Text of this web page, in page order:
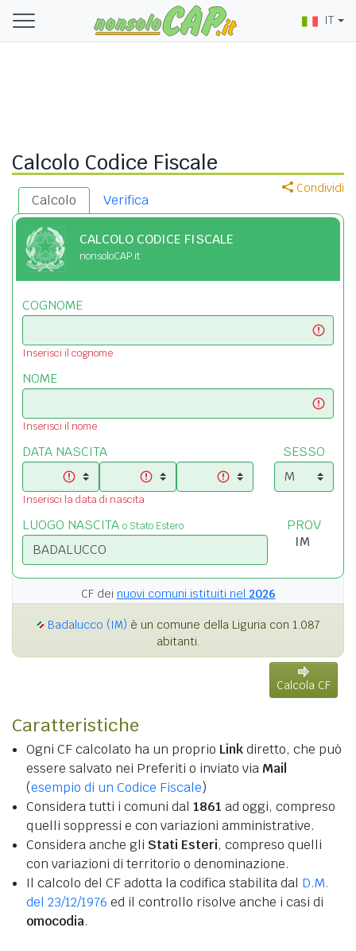
IT
Calcolo Codice Fiscale
Condividi
Calcolo Verifica
CALCOLO CODICE FISCALE
nonsoloCAP.it
COGNOME
Inserisci il cognome
NOME
Inserisci il nome
DATA NASCITA
Inserisci la data di nascita
SESSO
LUOGO NASCITA o Stato Estero PROV
CF dei nuovi comuni istituiti nel 2026
Badalucco (IM) è un comune della Liguria con 1.087
abitanti.
Calcola CF
Caratteristiche
Ogni CF calcolato ha un proprio Linkdiretto, che può
essere salvato nei Preferiti o inviato via Mail
(esempio di un Codice Fiscale)
Considera tutti i comuni dal 1861 ad oggi, compreso
quelli soppressi e con variazioni amministrative.
Considera anche gli Stati Esteri, compreso quelli
con variazioni di territorio o denominazione.
Il calcolo del CF adotta la codifica stabilita dal D.M.
del 23/12/1976 ed il controllo risolve anche i casi di
omocodia.